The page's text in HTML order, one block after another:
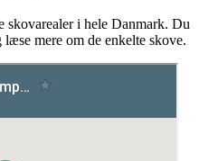
skovarealer i hele Danmark. Du
mere om de enkelte skove.